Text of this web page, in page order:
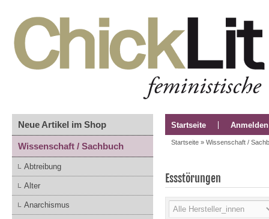
Neue Artikel im Shop
Wissenschaft / Sachbuch
Abtreibung
Alter
Anarchismus
Startseite Anmelden
Startseite » Wissenschaft /
Essstörungen